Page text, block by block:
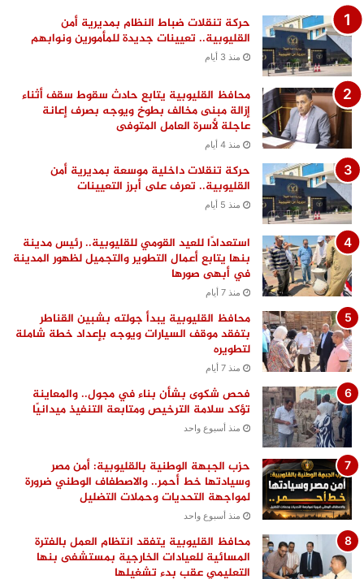
حركة تنقلات ضباط النظام بمديرية أمن
القليوبية.. تعيينات جديدة للمأمورين ونوابهم
منذ 3 أيام
محافظ القليوبية يتابع حادث سقوط سقف أثناء
إزالة مبنى مخالف بطوخ ويوجه بصرف إعانة
عاجلة لأسرة العامل المتوفى
منذ 4 أيام
حركة تنقلات داخلية موسعة بمديرية أمن
القليوبية.. تعرف على أبرز التعيينات
منذ 5 أيام
استعدادًا للعيد القومي للقليوبية.. رئيس مدينة
بنها يتابع أعمال التطوير والتجميل لظهور المدينة
في أبهى صورها
منذ 7 أيام
محافظ القليوبية يبدأ جولته بشبين القناطر
بتفقد موقف السيارات ويوجه بإعداد خطة شاملة
لتطويره
منذ 7 أيام
فحص شكوى بشأن بناء في مجول.. والمعاينة
تؤكد سلامة الترخيص ومتابعة التنفيذ ميدانيًا
منذ أسبوع واحد
حزب الجبهة الوطنية بالقليوبية: أمن مصر
وسيادتها خط أحمر.. والاصطفاف الوطني ضرورة
لمواجهة التحديات وحملات التضليل
منذ أسبوع واحد
محافظ القليوبية يتفقد انتظام العمل بالفترة
المسائية للعيادات الخارجية بمستشفى بنها
التعليمي عقب بدء تشغيلها